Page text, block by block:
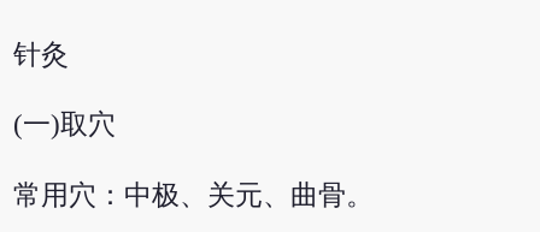
针灸
(一)取穴
常用穴：中极、关元、曲骨。